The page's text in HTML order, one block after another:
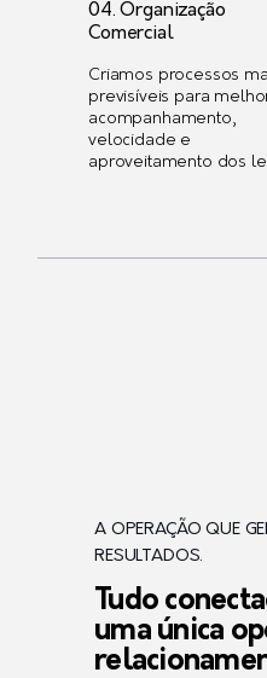
04. Organização
Comercial
Criamos processos
previsíveis para
acompanhamento,
velocidade e
aproveitamento dos
A OPERAÇÃO QUE
RESULTADOS.
Tudo
uma única